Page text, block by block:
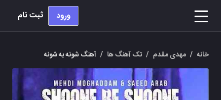
ورود ثبت نام
خانه / مهدی مقدم / تک آهنگ ها / آهنگ شونه به شونه